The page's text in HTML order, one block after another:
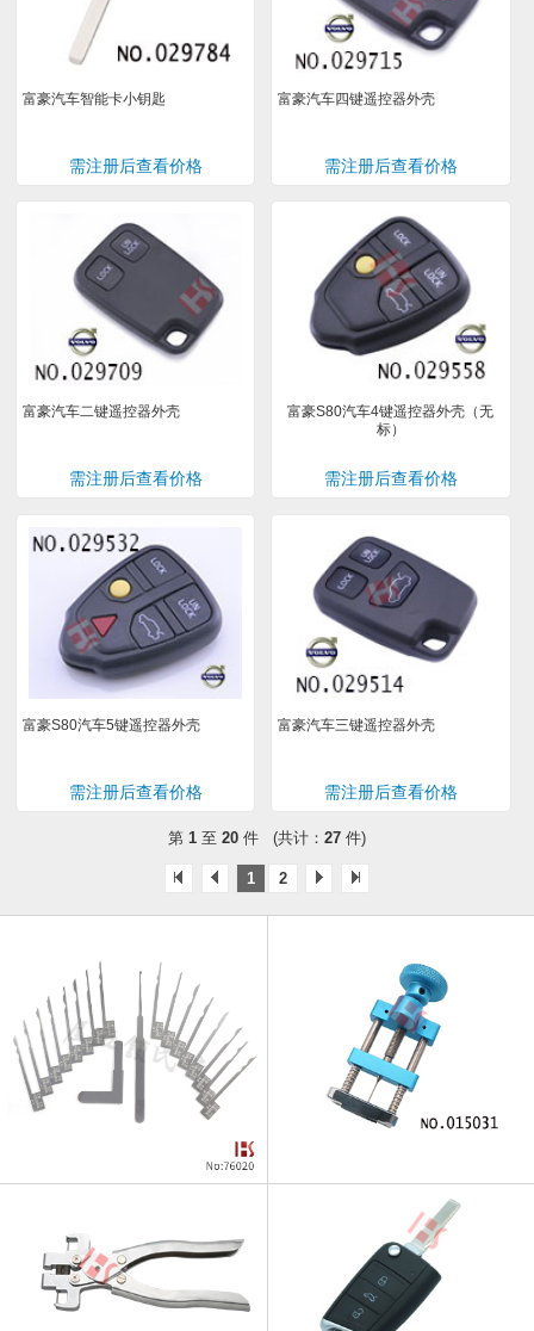
富豪汽车智能卡小钥匙
需注册后查看价格
富豪汽车四键遥控器外壳
需注册后查看价格
富豪汽车二键遥控器外壳
需注册后查看价格
富豪S80汽车4键遥控器外壳（无
标）
需注册后查看价格
富豪S80汽车5键遥控器外壳
需注册后查看价格
富豪汽车三键遥控器外壳
需注册后查看价格
第 1 至 20 件 (共计： 27 件)
1 2